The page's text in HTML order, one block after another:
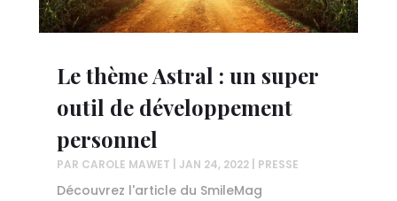
Le thème Astral : un super
outil de développement
personnel
PAR CAROLE MAWET JAN 24, 2022| PRESSE
Découvrez l'article du SmileMag